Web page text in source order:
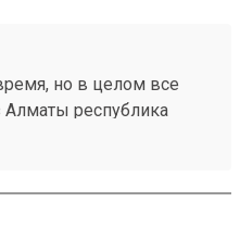
но в целом все
Алматы республика
за неправильную